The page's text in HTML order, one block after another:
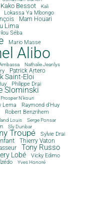
Kako Bessot Kali
Lokassa Ya Mbongo
Mam Houari
Lima
Séba
Mario Masse
Alibo
Nathalie Jeanlys
Patrick Artero
Saint-Eloi
Philippe Drai
Slominski
Prosper N'kouri
Lema Raymond d'Huy
Robert Benzrihem
Louis Serge Ponsar
Sly Dunbar
Troupé Sylvie Drai
Thierry Vaton
Tony Russo
Lobé Vicky Edimo
Yves Honoré